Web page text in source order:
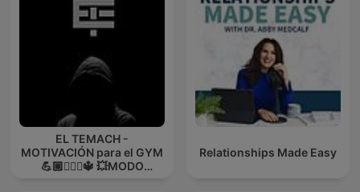
EL TEMACH -
MOTIVACIÓN para el GYM
💪🏼🏋🏻‍♀🔱 💥MODO
Relationships Made Easy